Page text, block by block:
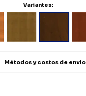
Variantes:
Métodos y costos de envío